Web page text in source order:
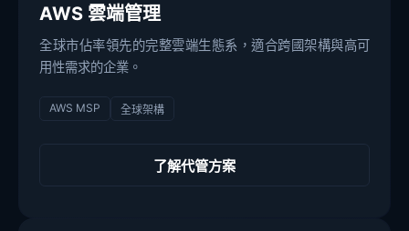
AWS 雲端管理
全球市佔率領先的完整雲端生態系，適合跨國架構與高可
用性需求的企業。
AWS MSP 全球架構
了解代管方案